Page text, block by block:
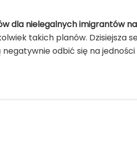
dla nielegalnych imigrantów
takich planów. Dzisiejsza
odbić się na jedności